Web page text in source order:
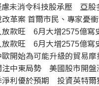
慮未消令科技股承壓 亞股
革案 首爾市民、專家憂
放款旺 6月大增2575億寫
放款旺 6月大增2575億寫
開始為可能升級的貿易摩
注中東局勢 美國股市開盤
淨利優於預期 投資英特爾